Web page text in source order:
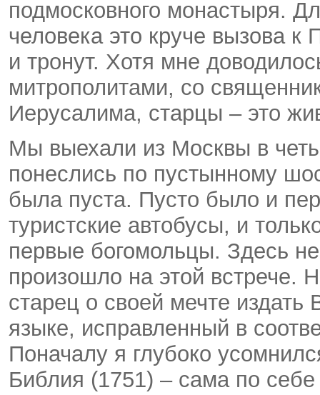
подмосковного монастыря.
человека это круче вызова
и тронут. Хотя мне
митрополитами, со
Иерусалима, старцы – это
Мы выехали из Москвы в
понеслись по пустынному
была пуста. Пусто было и
туристские автобусы, и
первые богомольцы. Здесь
произошло на этой встрече.
старец о своей мечте издать
языке, исправленный в
Поначалу я глубоко
Библия (1751) – сама по себе